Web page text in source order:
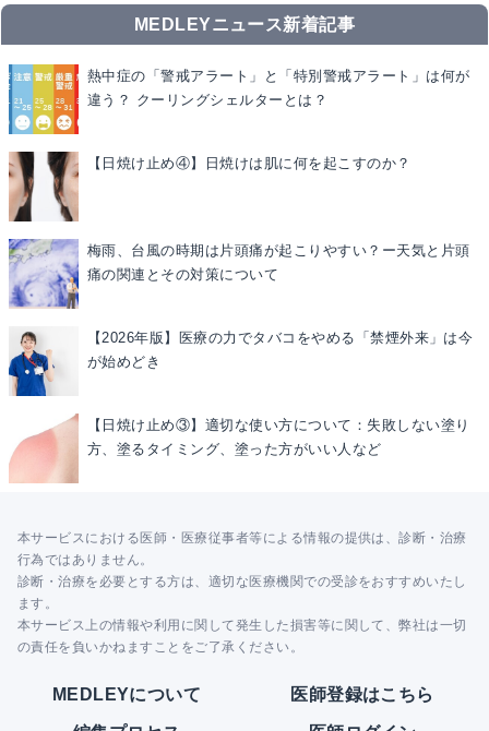
MEDLEYニュース新着記事
熱中症の「警戒アラート」と「特別警戒アラート」は何が
違う？ クーリングシェルターとは？
【日焼け止め④】日焼けは肌に何を起こすのか？
梅雨、台風の時期は片頭痛が起こりやすい？ー天気と片頭
痛の関連とその対策について
【2026年版】医療の力でタバコをやめる「禁煙外来」は今
が始めどき
【日焼け止め③】適切な使い方について：失敗しない塗り
方、塗るタイミング、塗った方がいい人など
本サービスにおける医師・医療従事者等による情報の提供は、診断・治療
行為ではありません。
診断・治療を必要とする方は、適切な医療機関での受診をおすすめいたし
ます。
本サービス上の情報や利用に関して発生した損害等に関して、弊社は一切
の責任を負いかねますことをご了承ください。
MEDLEYについて 医師登録はこちら